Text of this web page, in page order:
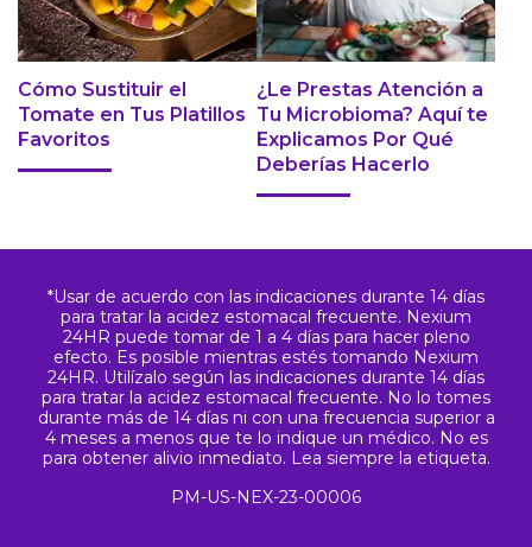
Cómo Sustituir el
Tomate en Tus Platillos
Favoritos
¿Le Prestas Atención a
Tu Microbioma? Aquí te
Explicamos Por Qué
Deberías Hacerlo
*Usar de acuerdo con las indicaciones durante 14 días
para tratar la acidez estomacal frecuente. Nexium
24HR puede tomar de 1 a 4 días para hacer pleno
efecto. Es posible mientras estés tomando Nexium
24HR. Utilízalo según las indicaciones durante 14 días
para tratar la acidez estomacal frecuente. No lo tomes
durante más de 14 días ni con una frecuencia superior a
4 meses a menos que te lo indique un médico. No es
para obtener alivio inmediato. Lea siempre la etiqueta.
PM-US-NEX-23-00006